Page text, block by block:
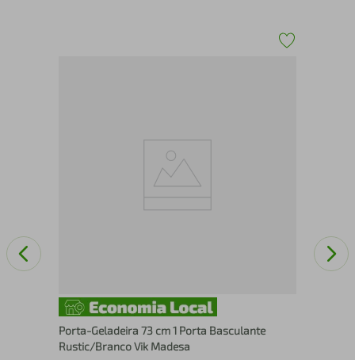
Porta-Geladeira 73 cm 1 Porta Basculante
Rustic/Branco Vik Madesa